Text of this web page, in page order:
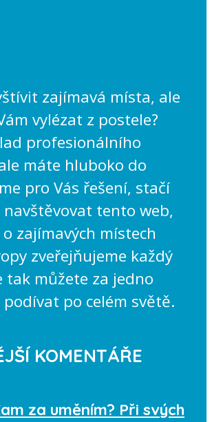
zajímavá místa, ale
vylézat z postele?
profesionálního
máte hluboko do
pro Vás řešení, stačí
tento web,
zajímavých místech
zveřejňujeme každý
tak můžete za jedno
po celém světě.
KOMENTÁŘE
za uměním? Při svých